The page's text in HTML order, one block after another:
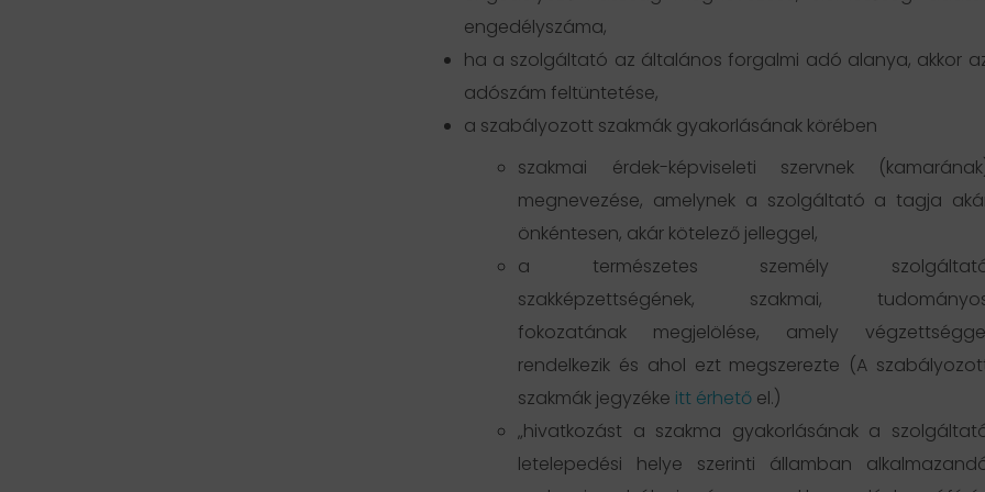
engedélyszáma,
ha a szolgáltató az általános forgalmi adó alanya, akkor
adószám feltüntetése,
a szabályozott szakmák gyakorlásának körében
szakmai érdek-képviseleti szervnek
megnevezése, amelynek a szolgáltató a tagja
önkéntesen, akár kötelező jelleggel,
a természetes személy
szakképzettségének, szakmai,
fokozatának megjelölése, amely
rendelkezik és ahol ezt megszerezte (A
szakmák jegyzéke itt érhető el.)
„hivatkozást a szakma gyakorlásának a
letelepedési helye szerinti államban